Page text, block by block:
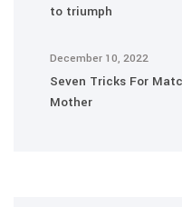
to triumph
December 10, 2022
Seven Tricks For
Mother